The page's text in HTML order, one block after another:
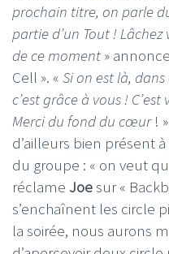
prochain titre, on parle
partie d’un Tout !
de ce moment »
Cell ». « Si on est là,
c’est grâce à vous !
Merci du fond du cœur !
d’ailleurs bien présent
du groupe : « on veut
réclame Joesur «
s’enchaînent les circle
la soirée, nous aurons